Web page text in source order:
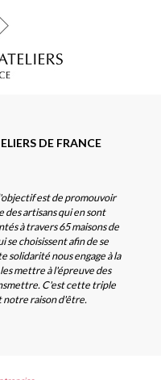
DE FRANCE
est de promouvoir
des artisans qui en sont
à travers 65 maisons de
se choisissent afin de se
solidarité nous engage à la
mettre à l'épreuve des
C'est cette triple
notre raison d'être.